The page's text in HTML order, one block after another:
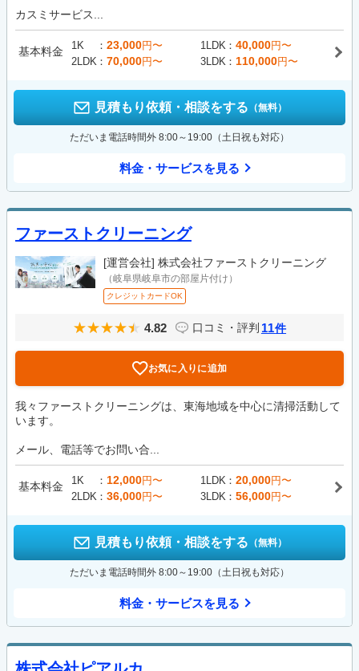
カスミサービス...
基本料金 1K 23,000円〜 1LDK 40,000円〜
2LDK
70,000円〜 3LDK 110,000円〜
見積もり依頼・相談をする （無料）
ただいま電話時間外 8:00～19:00（土日祝も対応）
料金・サービスを見る
ファーストクリーニング
[運営会社] 株式会社ファーストクリーニング
（岐阜県岐阜市の部屋片付け）
クレジットカードOK
4.82 口コミ・評判 11件
お気に入りに追加
我々ファーストクリーニングは、東海地域を中心に清掃活動して
います。
メール、電話等でお問い合...
基本料金 1K 12,000円〜 1LDK 20,000円〜
2LDK
36,000円〜 3LDK 56,000円〜
見積もり依頼・相談をする （無料）
ただいま電話時間外 8:00～19:00（土日祝も対応）
料金・サービスを見る